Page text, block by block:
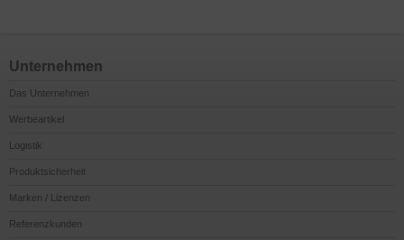
Unternehmen
Das Unternehmen
Werbeartikel
Logistik
Produktsicherheit
Marken / Lizenzen
Referenzkunden